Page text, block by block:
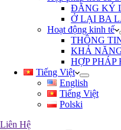
ĐĂNG KÝ
Ở LẠI BA
Hoạt động kinh tế
THÔNG
KHẢ
HỢP
Tiếng Việt
English
Tiếng Việt
Polski
Liên Hệ